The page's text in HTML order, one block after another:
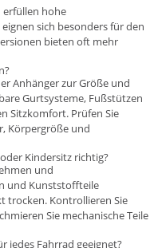
erfüllen hohe
sich besonders für den
bieten oft mehr
Anhänger zur Größe und
Gurtsysteme, Fußstützen
Sitzkomfort. Prüfen Sie
Körpergröße und
Kindersitz richtig?
und
und Kunststoffteile
trocken. Kontrollieren Sie
Sie mechanische Teile
jedes Fahrrad geeignet?